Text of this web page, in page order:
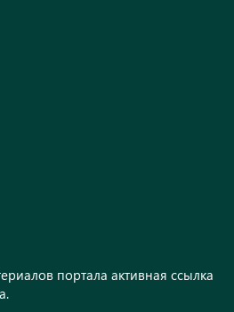
портала активная ссылка